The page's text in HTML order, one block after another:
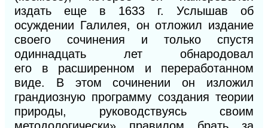
издать еще в 1633 г. Услышав об
осуждении Галилея, он отложил издание
своего сочинения и только спустя
одиннадцать лет обнародовал
его в расширенном и переработанном
виде. В этом сочинении он изложил
грандиозную программу создания теории
природы, руководствуясь своим